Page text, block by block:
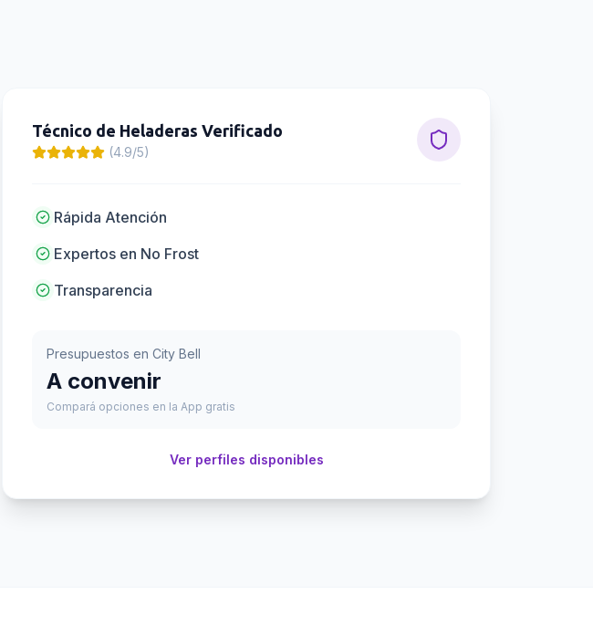
Técnico de Heladeras Verificado
(4.9/5)
Rápida Atención
Expertos en No Frost
Transparencia
Presupuestos en City Bell
A convenir
Compará opciones en la App gratis
Ver perfiles disponibles